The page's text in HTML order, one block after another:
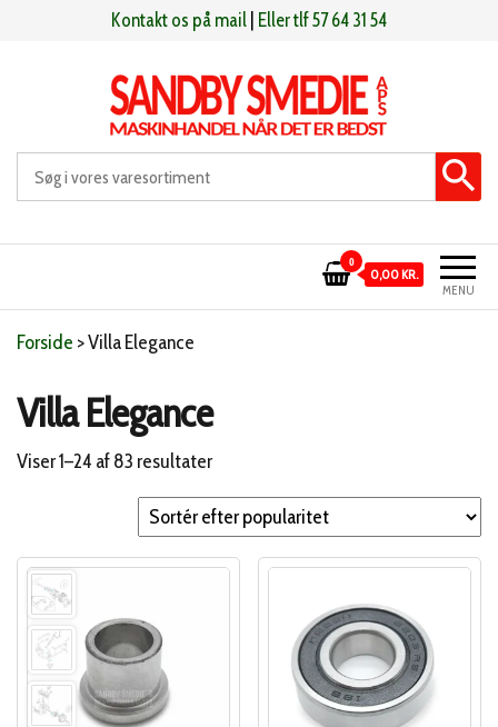
Kontakt os på mail Eller tlf 57 64 31 54
Sandby smeden Maskinhandel når det er bedst
MENU
0
0,00 KR.
Forside >Villa Elegance
Villa Elegance
Viser 1–24 af 83 resultaterSorteret
efter
popularitet